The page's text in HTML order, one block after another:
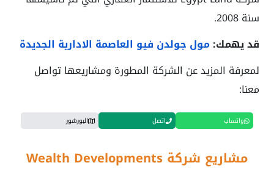
سنة 2008.
قد يهمك:مول جولدن فيو العاصمة الادارية الجديدة
لمعرفة المزيد عن الشركة المطورة ومشاريعها تواصل
معنا:
واتساب اتصل البورشور
مشاريع شركة Wealth Developments